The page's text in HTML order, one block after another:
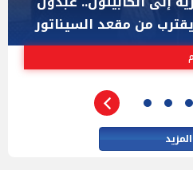
بإنتخابات ميشيجان
المزيد